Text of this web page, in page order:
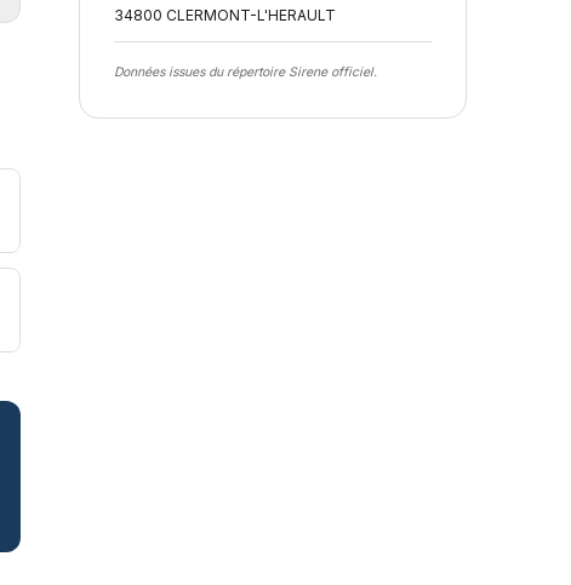
34800 CLERMONT-L'HERAULT
Données issues du répertoire Sirene officiel.